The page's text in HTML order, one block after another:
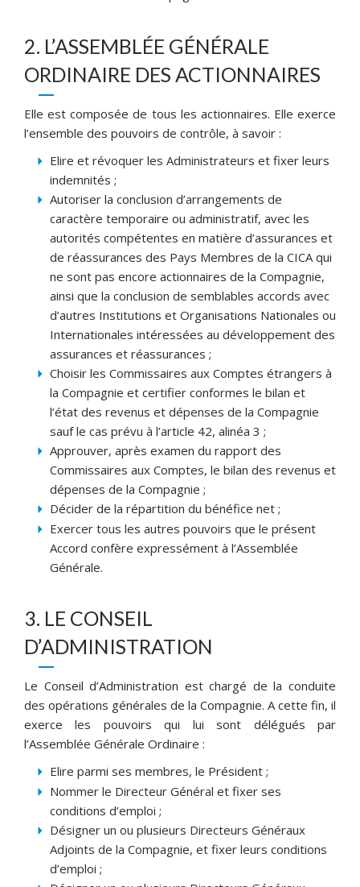
2. L’ASSEMBLÉE GÉNÉRALE
ORDINAIRE DES ACTIONNAIRES
Elle est composée de tous les actionnaires. Elle exerce
l’ensemble des pouvoirs de contrôle, à savoir :
Elire et révoquer les Administrateurs et fixer leurs
indemnités ;
Autoriser la conclusion d’arrangements de
caractère temporaire ou administratif, avec les
autorités compétentes en matière d’assurances et
de réassurances des Pays Membres de la CICA qui
ne sont pas encore actionnaires de la Compagnie,
ainsi que la conclusion de semblables accords avec
d’autres Institutions et Organisations Nationales ou
Internationales intéressées au développement des
assurances et réassurances ;
Choisir les Commissaires aux Comptes étrangers à
la Compagnie et certifier conformes le bilan et
l’état des revenus et dépenses de la Compagnie
sauf le cas prévu à l’article 42, alinéa 3 ;
Approuver, après examen du rapport des
Commissaires aux Comptes, le bilan des revenus et
dépenses de la Compagnie ;
Décider de la répartition du bénéfice net ;
Exercer tous les autres pouvoirs que le présent
Accord confère expressément à l’Assemblée
Générale.
3. LE CONSEIL
D’ADMINISTRATION
Le Conseil d’Administration est chargé de la conduite
des opérations générales de la Compagnie. A cette fin, il
exerce les pouvoirs qui lui sont délégués par
l’Assemblée Générale Ordinaire :
Elire parmi ses membres, le Président ;
Nommer le Directeur Général et fixer ses
conditions d’emploi ;
Désigner un ou plusieurs Directeurs Généraux
Adjoints de la Compagnie, et fixer leurs conditions
d’emploi ;